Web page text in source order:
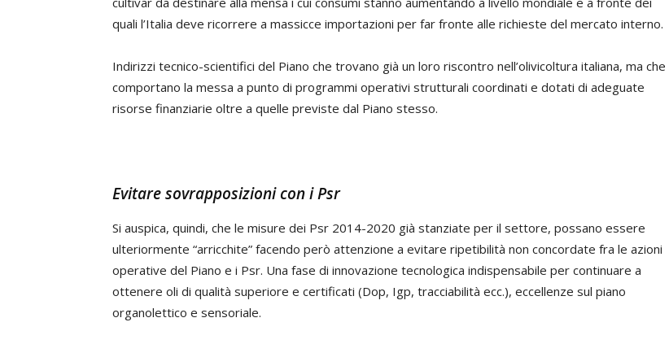
quali l’Italia deve ricorrere a massicce importazioni per far fronte alle richieste del mercato interno.
Indirizzi tecnico-scientifici del Piano che trovano già un loro riscontro nell’olivicoltura italiana, ma che
comportano la messa a punto di programmi operativi strutturali coordinati e dotati di adeguate
risorse finanziarie oltre a quelle previste dal Piano stesso.
Evitare sovrapposizioni con i Psr
Si auspica, quindi, che le misure dei Psr 2014-2020 già stanziate per il settore, possano essere
ulteriormente “arricchite” facendo però attenzione a evitare ripetibilità non concordate fra le azioni
operative del Piano e i Psr. Una fase di innovazione tecnologica indispensabile per continuare a
ottenere oli di qualità superiore e certificati (Dop, Igp, tracciabilità ecc.), eccellenze sul piano
organolettico e sensoriale.